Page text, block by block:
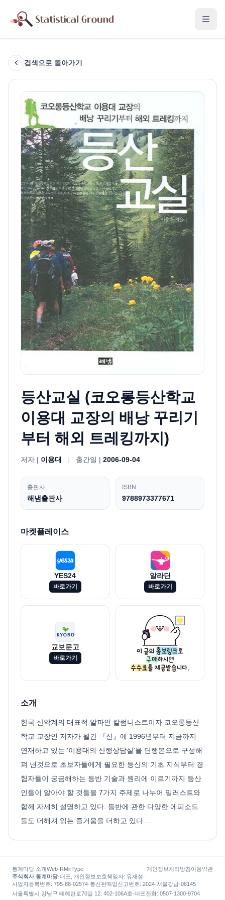
검색으로 돌아가기
등산교실 (코오롱등산학교
이용대 교장의 배낭 꾸리기
부터 해외 트레킹까지)
저자 | 이용대 | 출간일 | 2006-09-04
출판사
해냄출판사
ISBN
9788973377671
마켓플레이스
YES24
바로가기
알라딘
바로가기
교보문고
바로가기
소개
한국 산악계의 대표적 알파인 칼럼니스트이자 코오롱등산
학교 교장인 저자가 월간 『산』에 1996년부터 지금까지
연재하고 있는 '이용대의 산행상담실'을 단행본으로 구성해
펴 낸것으로 초보자들에게 필요한 등산의 기초 지식부터 경
험자들이 궁금해하는 등반 기술과 원리에 이르기까지 등산
인들이 알아야 할 것들을 7가지 주제로 나누어 일러스트와
함께 자세히 설명하고 있다. 등반에 관한 다양한 에피소드
들도 더해져 읽는 즐거움을 더하고 있다....
통계마당 소개Web-RMirType 개인정보처리방침이용약관
주식회사 통계마당·대표, 개인정보보호책임자: 유재성·
사업자등록번호: 795-88-02574·통신판매업신고번호: 2024-서울강남-06145
서울특별시 강남구 테헤란로70길 12, 402-106A호·대표전화: 0507-1300-9704